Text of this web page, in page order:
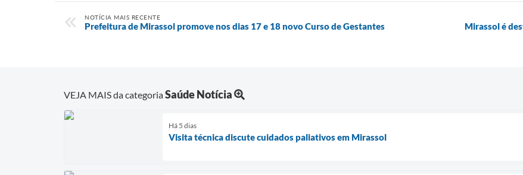
NOTÍCIA MAIS RECENTE
Prefeitura de Mirassol promove nos dias 17 e 18 novo Curso de Gestantes Mirassol é
VEJA MAIS da categoriaSaúde Notícia
Há 5 dias
Visita técnica discute cuidados paliativos em Mirassol